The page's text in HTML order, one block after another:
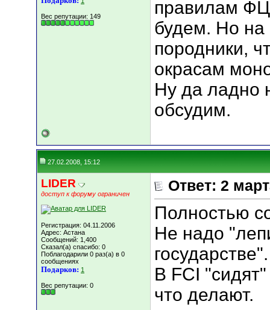
Вес репутации: 149
правилам
будем. Но на
породники,
окрасам
Ну да ладно
обсудим.
27.02.2008, 15:12
LIDER
доступ к форуму ограничен
Регистрация: 04.11.2006
Адрес: Астана
Сообщений: 1,400
Сказал(а) спасибо: 0
Поблагодарили 0 раз(а) в 0
сообщениях
Подарков: 1
Вес репутации: 0
Ответ: 2
Полностью
Не надо
государстве".
В FСI
что делают.